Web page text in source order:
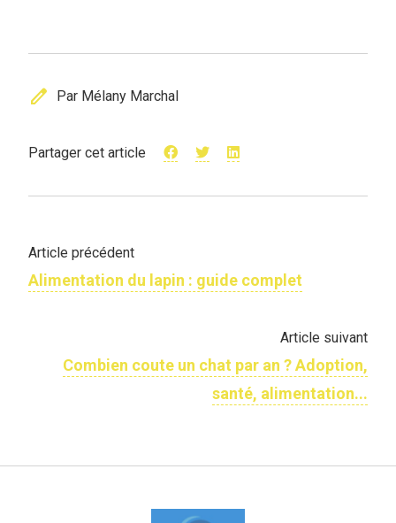
edit Par Mélany Marchal
Partager cet article
Article précédent
Alimentation du lapin : guide complet
Article suivant
Combien coute un chat par an ? Adoption,
santé, alimentation...